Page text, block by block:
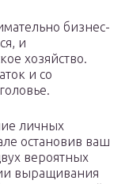
бизнес-
и
хозяйство.
и со
личных
остановив ваш
вероятных
выращивания